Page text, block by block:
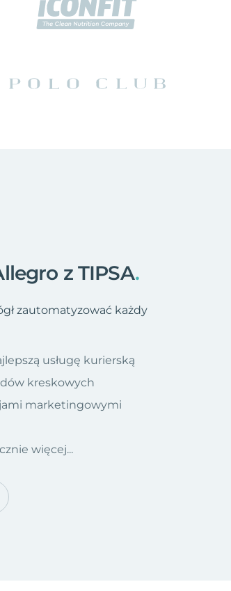
z TIPSA.
zautomatyzować każdy
usługę kurierską
kreskowych
marketingowymi
więcej...